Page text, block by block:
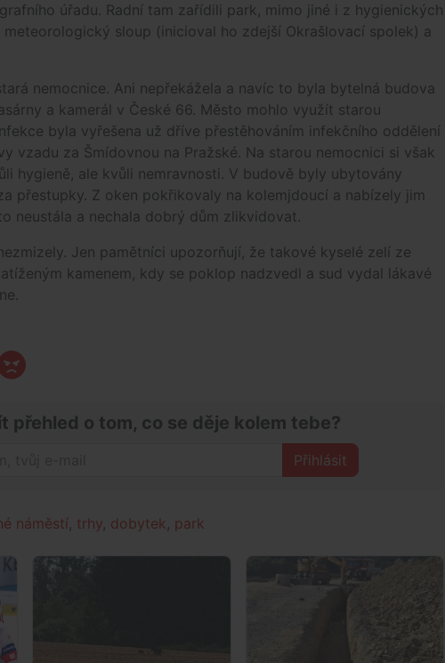
úřadu. Radní tam zařídili park, mimo jiné i z hygienických
sloup (inicioval ho zdejší Okrašlovací spolek) a
nemocnice. Ani nepřekážela a navíc to byla bytelná budova
a kamerál v České 66. Město mohlo využít starou
byla vyřešena už dříve přestěhováním infekčního oddělení
vzadu za Šmídovnou na Pražské. Na starou nemocnici si však
hygieně, ale kvůli nemravnosti. V budově byly ubytovány
přestupky. Z oken pokřikovaly na kolemjdoucí a nabízely jim
neustála a nechala dobrý dům zlikvidovat.
Jen pamětníci upozorňují, že takové kyselé zelí ze
kamenem, kdy se poklop nadzvedl a sud vydal lákavé
přehled o tom, co se děje kolem tebe?
Přihlásit
náměstí, trhy, dobytek, park